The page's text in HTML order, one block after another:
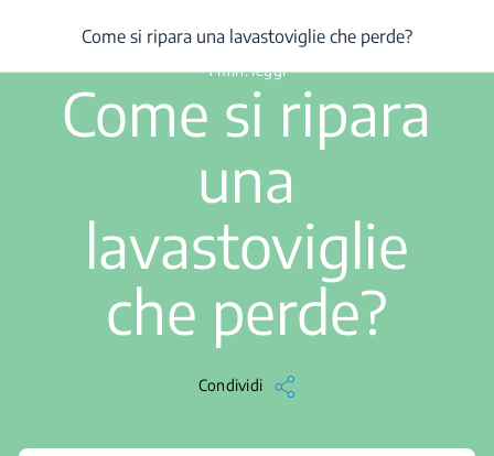
Come si ripara una lavastoviglie che perde?
1 min. leggi
Come si ripara
una
lavastoviglie
che perde?
Condividi
Come si ripara una lavastoviglie che perde?